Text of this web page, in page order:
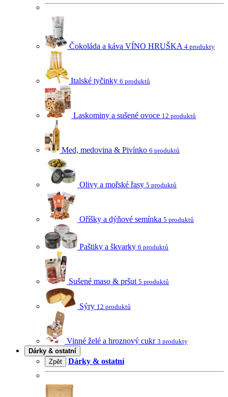
Čokoláda a káva VÍNO HRUŠKA 4 produkty
Italské tyčinky 6 produktů
Laskominy a sušené ovoce 12 produktů
Med, medovina & Pivínko 6 produktů
Olivy a mořské řasy 5 produktů
Oříšky a dýňové semínka 5 produktů
Paštiky a škvarky 6 produktů
Sušené maso & pršut 5 produktů
Sýry 12 produktů
Vinné želé a hroznový cukr 3 produkty
Dárky & ostatní
Zpět
Dárky & ostatní